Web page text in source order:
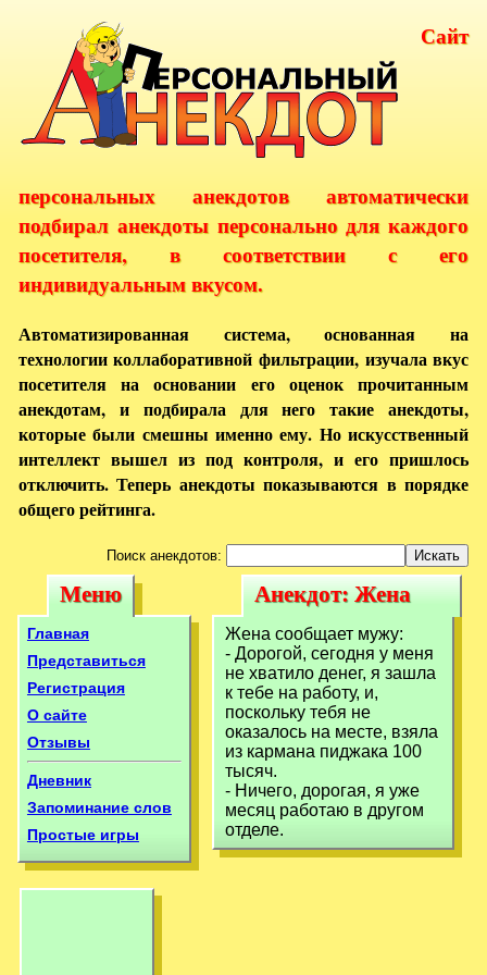
Сайт
персональных анекдотов автоматически
подбирал анекдоты персонально для каждого
посетителя, в соответствии с его
индивидуальным вкусом.
Автоматизированная система, основанная на
технологии коллаборативной фильтрации, изучала вкус
посетителя на основании его оценок прочитанным
анекдотам, и подбирала для него такие анекдоты,
которые были смешны именно ему. Но искусственный
интеллект вышел из под контроля, и его пришлось
отключить. Теперь анекдоты показываются в порядке
общего рейтинга.
Поиск анекдотов:
Меню
Меню
Главная
Представиться
Регистрация
О сайте
Отзывы
Дневник
Запоминание слов
Простые игры
Анекдот: Жена
сообщает мужу:-
Дорогой, сегодня
у
Анекдот: Жена
сообщает мужу:-
Дорогой, сегодня у
Жена сообщает мужу:
- Дорогой, сегодня у меня
не хватило денег, я зашла
к тебе на работу, и,
поскольку тебя не
оказалось на месте, взяла
из кармана пиджака 100
тысяч.
- Ничего, дорогая, я уже
месяц работаю в другом
отделе.